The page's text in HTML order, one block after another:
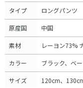
タイプ ロングパンツ
原産国 中国
素材 レーヨン73%
カラー ブラック、ベ
サイズ 120cm、